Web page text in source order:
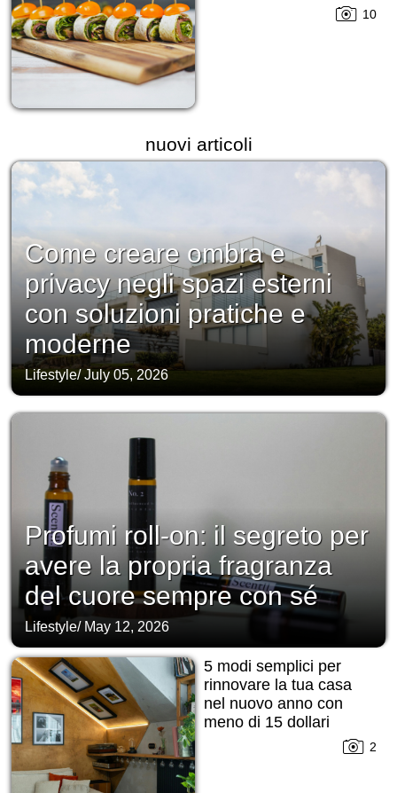
10
nuovi articoli
Come creare ombra e
privacy negli spazi esterni
con soluzioni pratiche e
moderne
Lifestyle/July 05, 2026
Profumi roll-on: il segreto per
avere la propria fragranza
del cuore sempre con sé
Lifestyle/ May 12, 2026
5 modi semplici per
rinnovare la tua casa
nel nuovo anno con
meno di 15 dollari
2